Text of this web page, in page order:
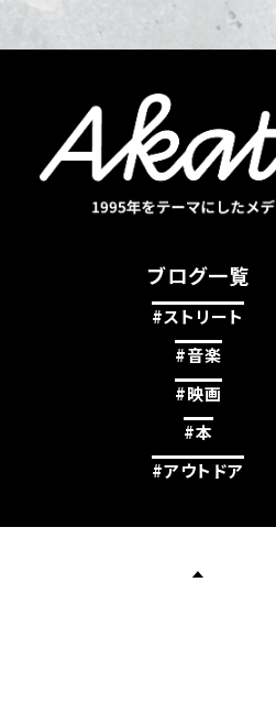
ブログ一覧
#ストリート
#音楽
#映画
#本
#アウトドア